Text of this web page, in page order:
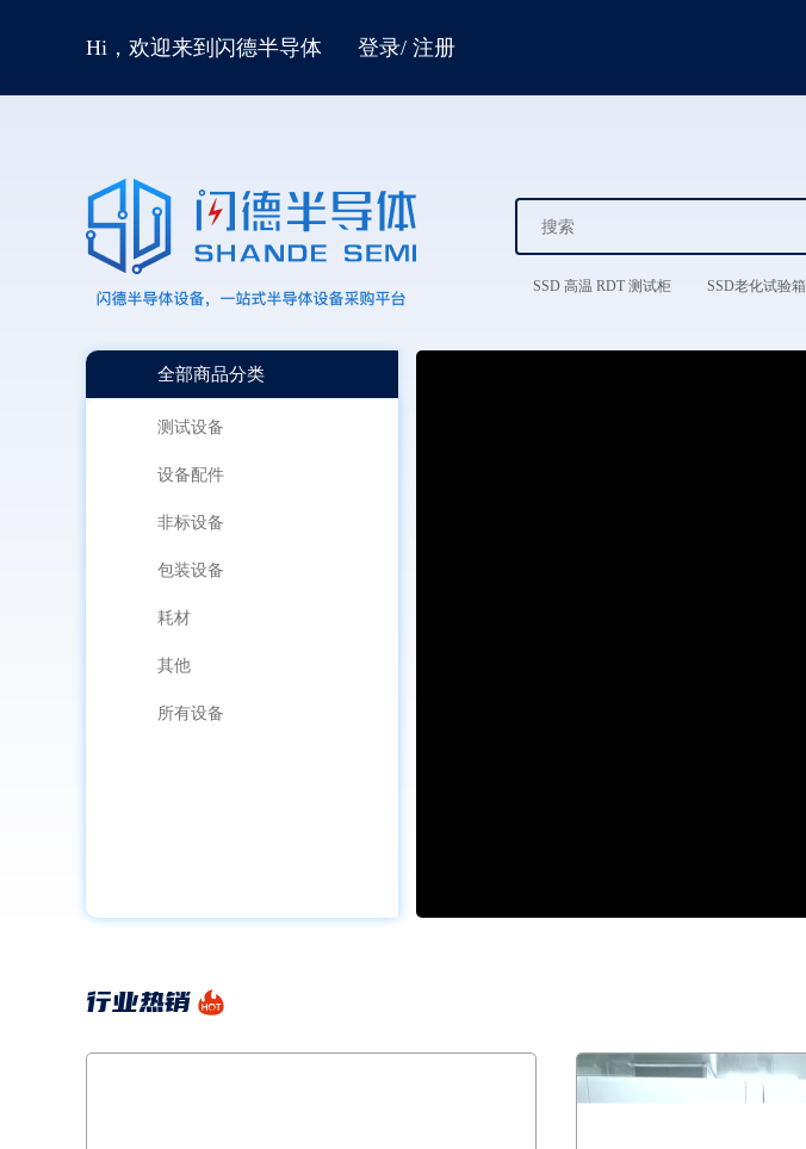
Hi，欢迎来到闪德半导体 登录/ 注册
SSD 高温 RDT 测试柜 SSD老化试验箱
全部商品分类
测试设备
设备配件
非标设备
包装设备
耗材
其他
所有设备
行业热销